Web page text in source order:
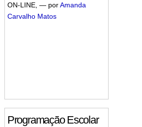
ON-LINE, — porAmanda
Carvalho Matos
Programação Escolar